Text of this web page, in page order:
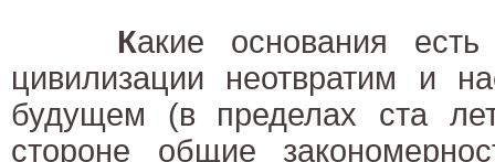
Какие основания
цивилизации неотвратим и
будущем (в пределах ста
стороне общие